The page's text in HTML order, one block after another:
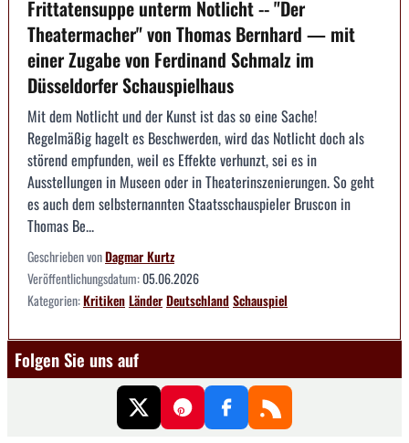
Frittatensuppe unterm Notlicht -- "Der
Theatermacher" von Thomas Bernhard — mit
einer Zugabe von Ferdinand Schmalz im
Düsseldorfer Schauspielhaus
Mit dem Notlicht und der Kunst ist das so eine Sache!
Regelmäßig hagelt es Beschwerden, wird das Notlicht doch als
störend empfunden, weil es Effekte verhunzt, sei es in
Ausstellungen in Museen oder in Theaterinszenierungen. So geht
es auch dem selbsternannten Staatsschauspieler Bruscon in
Thomas Be...
Geschrieben vonDagmar Kurtz
Veröffentlichungsdatum:05.06.2026
Kategorien:KritikenLänderDeutschlandSchauspiel
Folgen Sie uns auf